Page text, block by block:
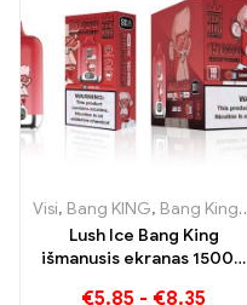
Visi, Bang KING, Bang King išmanusis ekranas 15000 Puff
Lush Ice Bang King
išmanusis ekranas 15000
€5.85 - €8.35